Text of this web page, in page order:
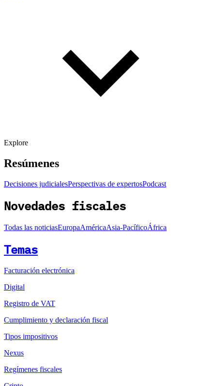
Explore
Resúmenes
Decisiones judicialesPerspectivas de expertosPodcast
Novedades fiscales
Todas las noticiasEuropaAméricaAsia-PacíficoÁfrica
Temas
Facturación electrónica
Digital
Registro de VAT
Cumplimiento y declaración fiscal
Tipos impositivos
Nexus
Regímenes fiscales